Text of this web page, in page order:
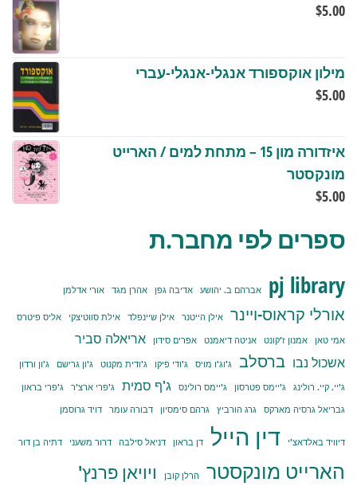
$5.00
מילון אוקספורד אנגלי-אנגלי-עברי
$5.00
איזדורה מון 15 – מתחת למים / הארייט
מונקסטר
$5.00
ספרים לפי מחבר.ת
pj library אברהם ב. יהושע אדיבה גפן אהרן מגד אורי אדלמן
אורלי קראוס-ויינר אילן הייטנר אילן שיינפלד אילת סווטיצקי אליס פיטרס
אמי טאן אמנון ז'קונט אניטה דיאמנט אפרים סידון
אריאלה סביר
אשכול נבו ברסלב ג'וג'ו מויס ג'ודי פיקו ג'ודית מקנוט ג'ון גרישם ג'ון ורדון
ג'יי. קיי. רולינג ג'יימס פטרסון ג'יימס רולינס ג'ף סמית ג'פרי ארצ'ר
ג'פרי בראון
גבריאל גרסיה מארקס
גרג הורביץ גרהם סימסיון דבורה עומר דויד גרוסמן
דיוויד באלדאצ'י דין הייל דן בראון דניאל סילבה דרור משעני דתיה בן דור
הארייט מונקסטר הרלן קובן ויויאן פרנץ'